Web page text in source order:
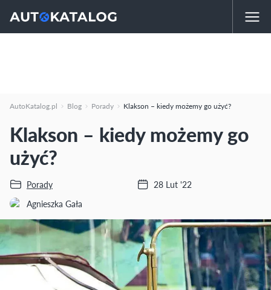
AutoKatalog.pl Blog Porady Klakson – kiedy możemy go użyć?
Klakson – kiedy możemy go
użyć?
Porady
Agnieszka Gała
28 Lut '22